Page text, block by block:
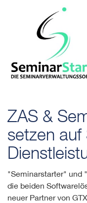
ZAS &
setzen auf
"Seminarstarter" und
die beiden
neuer Partner von